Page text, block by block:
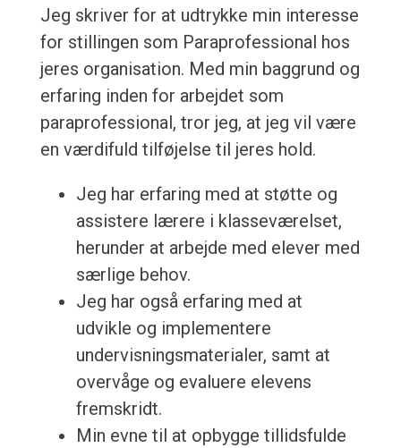
Jeg skriver for at udtrykke min interesse
for stillingen som Paraprofessional hos
jeres organisation. Med min baggrund og
erfaring inden for arbejdet som
paraprofessional, tror jeg, at jeg vil være
en værdifuld tilføjelse til jeres hold.
Jeg har erfaring med at støtte og
assistere lærere i klasseværelset,
herunder at arbejde med elever med
særlige behov.
Jeg har også erfaring med at
udvikle og implementere
undervisningsmaterialer, samt at
overvåge og evaluere elevens
fremskridt.
Min evne til at opbygge tillidsfulde